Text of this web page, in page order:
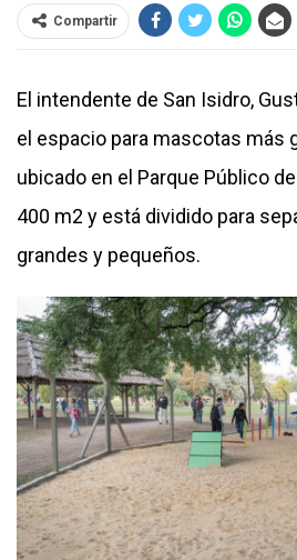
Compartir
El intendente de San Isidro,
el espacio para mascotas más
ubicado en el Parque Público
400 m2 y está dividido para
grandes y pequeños.